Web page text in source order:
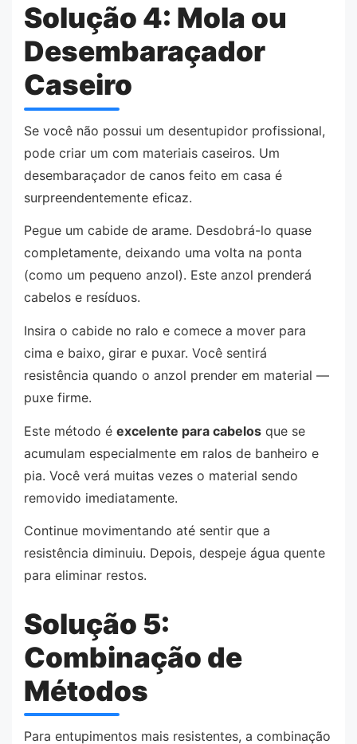
Solução 4: Mola ou
Desembaraçador
Caseiro
Se você não possui um desentupidor profissional,
pode criar um com materiais caseiros. Um
desembaraçador de canos feito em casa é
surpreendentemente eficaz.
Pegue um cabide de arame. Desdobrá-lo quase
completamente, deixando uma volta na ponta
(como um pequeno anzol). Este anzol prenderá
cabelos e resíduos.
Insira o cabide no ralo e comece a mover para
cima e baixo, girar e puxar. Você sentirá
resistência quando o anzol prender em material —
puxe firme.
Este método é excelente para cabelos que se
acumulam especialmente em ralos de banheiro e
pia. Você verá muitas vezes o material sendo
removido imediatamente.
Continue movimentando até sentir que a
resistência diminuiu. Depois, despeje água quente
para eliminar restos.
Solução 5:
Combinação de
Métodos
Para entupimentos mais resistentes, a combinação